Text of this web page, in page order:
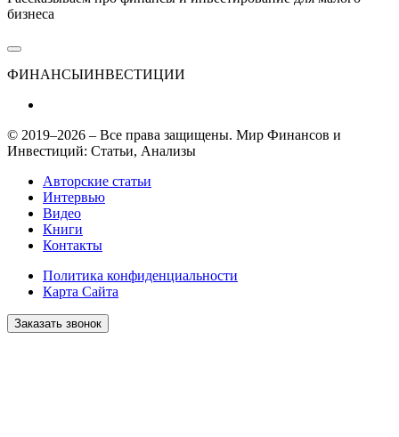
бизнеса
ФИНАНСЫИНВЕСТИЦИИ
© 2019–2026 – Все права защищены. Мир Финансов и
Инвестиций: Статьи, Анализы
Авторские статьи
Интервью
Видео
Книги
Контакты
Политика конфиденциальности
Карта Сайта
Заказать звонок